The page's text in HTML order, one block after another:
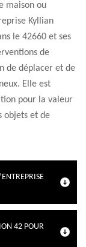
maison ou
Kyllian
le 42660 et ses
de
de déplacer et de
Elle est
pour la valeur
objets et de
42 POUR